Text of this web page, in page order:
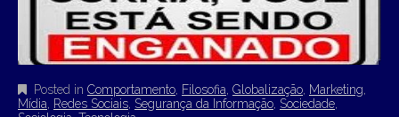
Posted in Comportamento Filosofia Globalização Marketing
Mídia
Redes Sociais Segurança da Informação Sociedade